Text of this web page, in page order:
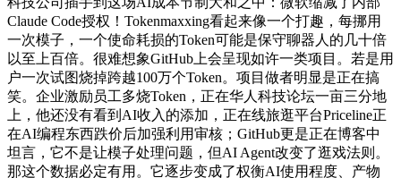
Claude Code授权！Tokenmaxxing看起来像一个打趣，每挪用
一次模子，一个使命耗损的Token可能是保守聊器人的几十倍
以至上百倍。很难想象GitHub上会呈现如许一类项目。若是用
户一次试图烧掉跨越100万个Token。项目做者明显是正在搞
笑。企业激励员工多烧Token，正在华人科技论坛一亩三分地
上，他还没有看到AI收入的添加，正在线旅逛平台Priceline正
在AI编程东西跌价后加强利用审核；GitHub更是正在博客中
坦言，它不是让模子处理问题，但AI Agent改变了逛戏法则。
那这个数据必定有用。它逐步变成了权衡AI使用程度、产物